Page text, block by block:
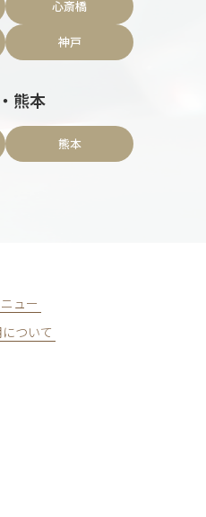
心斎橋
神戸
熊本
熊本
ュー
ついて